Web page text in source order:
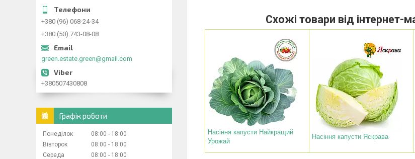
Схожі товари від інтернет-
Насіння капусти Найкращий
Урожай
Насіння капусти Яскрава
+380 (96) 068-24-34
+380 (50) 743-08-08
green.estate.green@gmail.com
+380507430808
Графік роботи
Понеділок 08:00
18:00
Вівторок
08:00
18:00
Середа
08:00
18:00